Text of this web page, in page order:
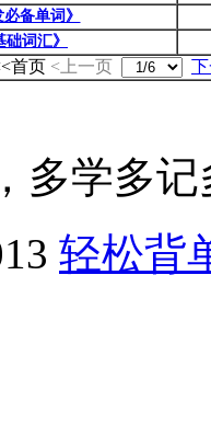
必备单词》
础词汇》
首页 <上一页
多学多
轻松背